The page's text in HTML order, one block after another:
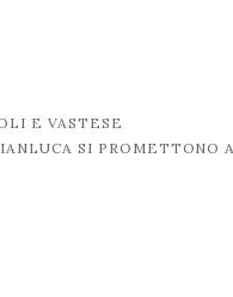
E VASTESE
SI PROMETTONO